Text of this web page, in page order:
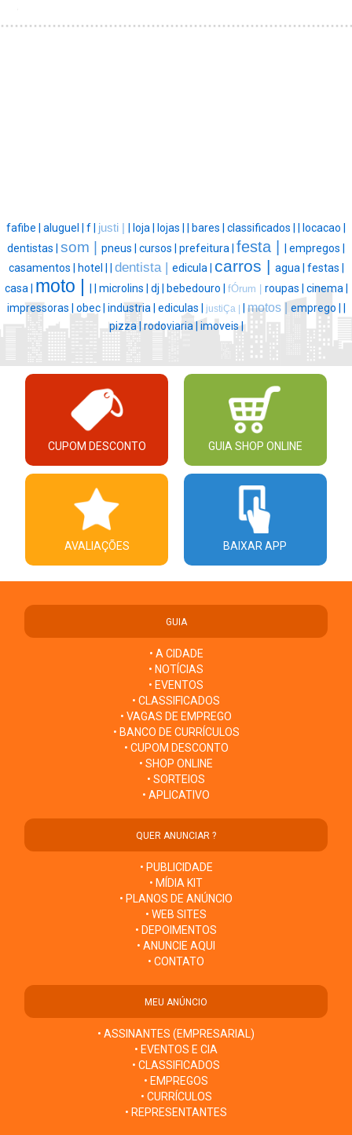
fafibe | aluguel | f | justi | | loja | lojas | | bares | classificados | | locacao |
dentistas | som | pneus | cursos | prefeitura | festa | | empregos |
casamentos | hotel | | dentista | edicula | carros | agua | festas |
casa | moto | | | microlins | dj | bebedouro | fÓrum | roupas | cinema |
impressoras | obec | industria | ediculas | justiÇa | | motos | emprego | |
pizza |rodoviaria | imoveis |
CUPOM DESCONTO GUIA SHOP ONLINE
AVALIAÇÕES BAIXAR APP
GUIA
• A CIDADE
• NOTÍCIAS
• EVENTOS
• CLASSIFICADOS
• VAGAS DE EMPREGO
• BANCO DE CURRÍCULOS
• CUPOM DESCONTO
• SHOP ONLINE
• SORTEIOS
• APLICATIVO
QUER ANUNCIAR ?
• PUBLICIDADE
• MÍDIA KIT
• PLANOS DE ANÚNCIO
• WEB SITES
• DEPOIMENTOS
• ANUNCIE AQUI
• CONTATO
MEU ANÚNCIO
• ASSINANTES (EMPRESARIAL)
• EVENTOS E CIA
• CLASSIFICADOS
• EMPREGOS
• CURRÍCULOS
• REPRESENTANTES